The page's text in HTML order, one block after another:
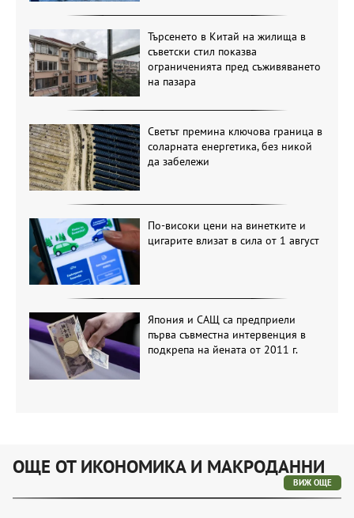
Търсенето в Китай на жилища в
съветски стил показва
ограниченията пред съживяването
на пазара
Светът премина ключова граница в
соларната енергетика, без никой
да забележи
По-високи цени на винетките и
цигарите влизат в сила от 1 август
Япония и САЩ са предприели
първа съвместна интервенция в
подкрепа на йената от 2011 г.
ОЩЕ ОТ ИКОНОМИКА И МАКРОДАННИ
ВИЖ ОЩЕ